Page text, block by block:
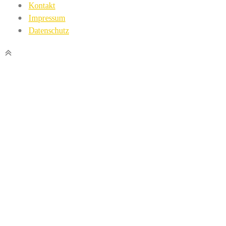
Kontakt
Impressum
Datenschutz